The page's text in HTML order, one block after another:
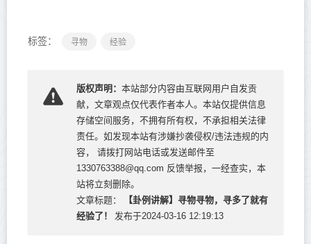
标签： 寻物 经验
版权声明： 本站部分内容由互联网用户自发贡
献，文章观点仅代表作者本人。本站仅提供信息
存储空间服务，不拥有所有权，不承担相关法律
责任。如发现本站有涉嫌抄袭侵权/违法违规的内
容， 请拨打网站电话或发送邮件至
1330763388@qq.com 反馈举报，一经查实，本
站将立刻删除。
文章标题：
【卦例讲解】寻物寻物，寻多了就有
经验了！
发布于2024-03-16 12:19:13